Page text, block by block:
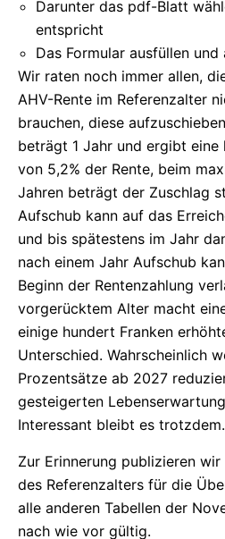
Darunter das pdf-Blatt
entspricht
Das Formular ausfüllen und
Wir raten noch immer allen,
AHV-Rente im Referenzalter
brauchen, diese
beträgt 1 Jahr und ergibt eine
von 5,2% der Rente, beim
Jahren beträgt der Zuschlag
Aufschub kann auf das
und bis spätestens im Jahr
nach einem Jahr Aufschub
Beginn der Rentenzahlung
vorgerücktem Alter macht
einige hundert Franken
Unterschied. Wahrscheinlich
Prozentsätze ab 2027
gesteigerten
Interessant bleibt es trotzdem.
Zur Erinnerung publizieren
des Referenzalters für die
alle anderen Tabellen der
nach wie vor gültig.